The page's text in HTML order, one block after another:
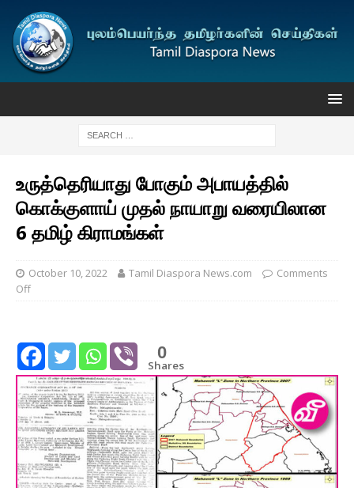
உருத்தெரியாது போகும் அபாயத்தில்
கொக்குளாய் முதல் நாயாறு வரையிலான
6 தமிழ் கிராமங்கள்
October 10, 2022 Tamil Diaspora News.com
Comments
Off
0
Shares